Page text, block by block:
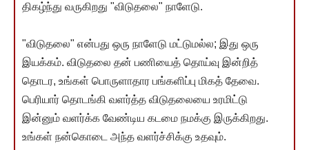
திகழ்ந்து வருகிறது "விடுதலை" நாளேடு.
"விடுதலை" என்பது ஒரு நாளேடு மட்டுமல்ல; இது ஒரு
இயக்கம். விடுதலை தன் பணியைத் தொய்வு இன்றித்
தொடர, உங்கள் பொருளாதார பங்களிப்பு மிகத் தேவை.
பெரியார் தொடங்கி வளர்த்த விடுதலையை உரமிட்டு
இன்னும் வளர்க்க வேண்டிய கடமை நமக்கு இருக்கிறது.
உங்கள் நன்கொடை அந்த வளர்ச்சிக்கு உதவும்.